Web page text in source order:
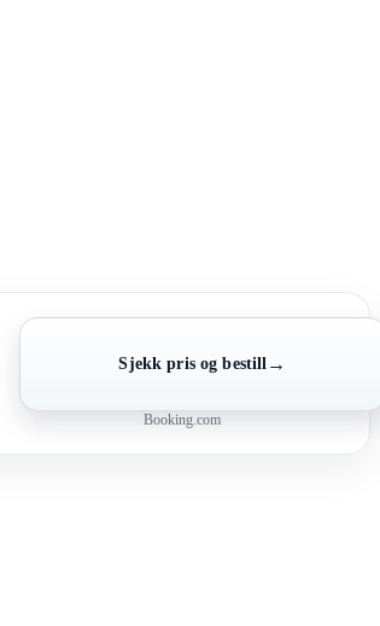
Sjekk pris og bestill →
Booking.com